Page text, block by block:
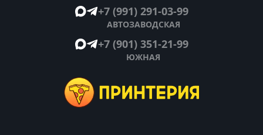
+7 (991) 291-03-99
АВТОЗАВОДСКАЯ
+7 (901) 351-21-99
ЮЖНАЯ